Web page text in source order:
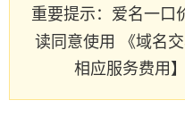
重要提示：爱名一口
读同意使用 《域名
相应服务费用